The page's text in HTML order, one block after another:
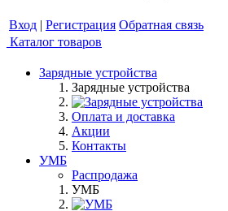
Вход | Регистрация Обратная связь
Каталог товаров
Зарядные устройства
Зарядные устройства
Оплата и доставка
Акции
Контакты
УМБ
Распродажа
УМБ